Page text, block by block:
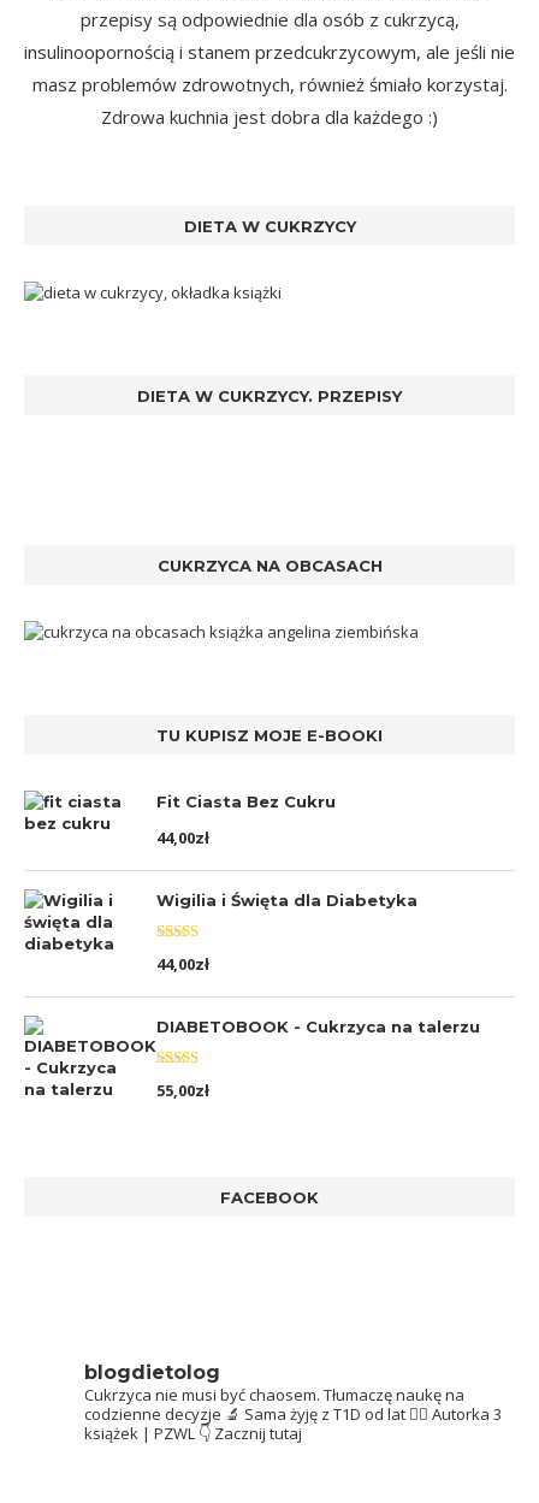
przepisy są odpowiednie dla osób z cukrzycą,
insulinoopornością i stanem przedcukrzycowym, ale jeśli nie
masz problemów zdrowotnych, również śmiało korzystaj.
Zdrowa kuchnia jest dobra dla każdego :)
DIETA W CUKRZYCY
DIETA W CUKRZYCY. PRZEPISY
CUKRZYCA NA OBCASACH
TU KUPISZ MOJE E-BOOKI
Fit Ciasta Bez Cukru
44,00zł
Wigilia i Święta dla Diabetyka
Oceniono
5.00na 5
44,00zł
DIABETOBOOK - Cukrzyca na talerzu
Oceniono
5.00na 5
55,00zł
FACEBOOK
blogdietolog
Cukrzyca nie musi być chaosem. Tłumaczę naukę na
codzienne decyzje 🔬 Sama żyję z T1D od lat 👩‍⚕️ Autorka 3
książek | PZWL 👇 Zacznij tutaj